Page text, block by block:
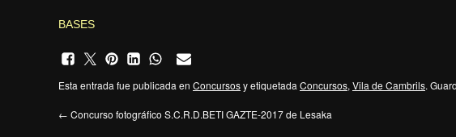
BASES
Esta entrada fue publicada en Concursosy etiquetada Concursos, Vila de Cambrils.
← Concurso fotográfico S.C.R.D.BETI GAZTE-2017 de Lesaka